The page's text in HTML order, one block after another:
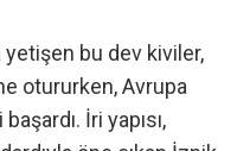
yetişen bu dev kiviler,
otururken, Avrupa
İri yapısı,